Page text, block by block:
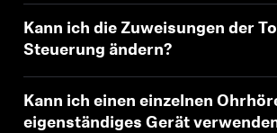
Kann ich die Zuweisungen der
Steuerung ändern?
Kann ich einen einzelnen
eigenständiges Gerät